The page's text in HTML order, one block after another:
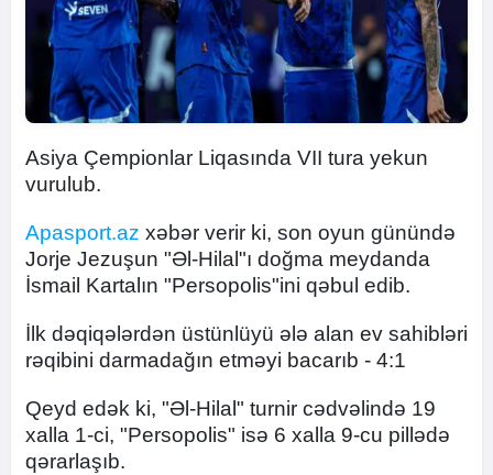
Asiya Çempionlar Liqasında VII tura yekun
vurulub.
Apasport.az xəbər verir ki, son oyun günündə
Jorje Jezuşun "Əl-Hilal"ı doğma meydanda
İsmail Kartalın "Persopolis"ini qəbul edib.
İlk dəqiqələrdən üstünlüyü ələ alan ev sahibləri
rəqibini darmadağın etməyi bacarıb - 4:1
Qeyd edək ki, "Əl-Hilal" turnir cədvəlində 19
xalla 1-ci, "Persopolis" isə 6 xalla 9-cu pillədə
qərarlaşıb.